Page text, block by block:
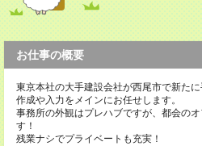
お仕事の概要
東京本社の大手建設会社が西尾市で新た
作成や入力をメインにお任せします。
事務所の外観はプレハブですが、都会の
す！
残業ナシでプライベートも充実！